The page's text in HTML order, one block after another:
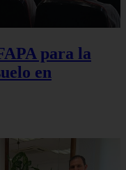
para la
en